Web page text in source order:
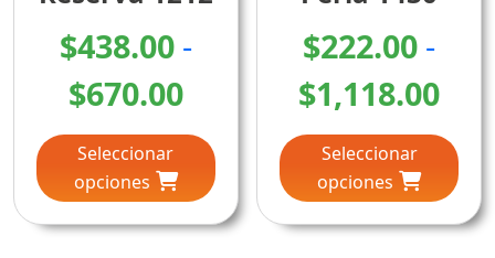
$438.00 -
$670.00Rango
de
precios:
desde
Seleccionar
opciones
producto
tiene
múltiples
variantes.
$222.00 -
$1,118.00
de
Seleccionar
opciones